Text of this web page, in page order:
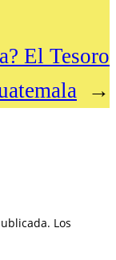
El Tesoro
→
Los